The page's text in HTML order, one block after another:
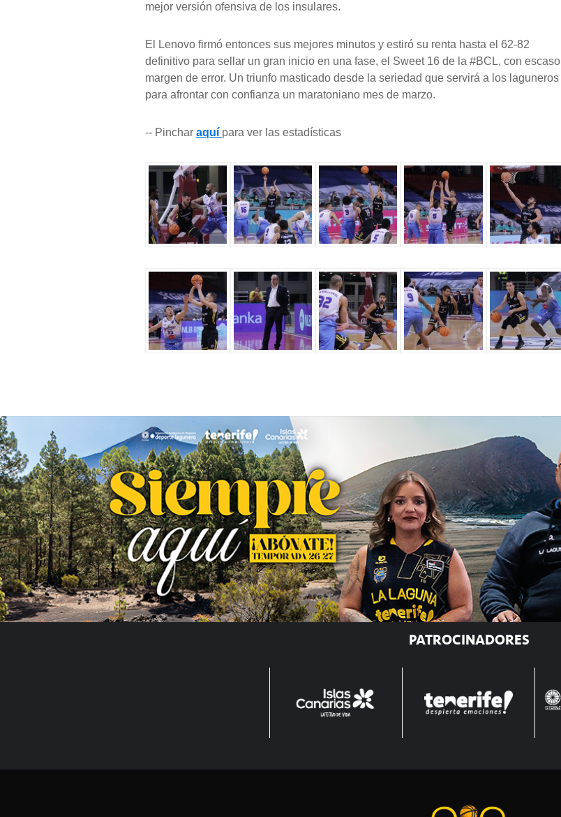
mejor versión ofensiva de los insulares.
El Lenovo firmó entonces sus mejores minutos y estiró su renta hasta el 62-82
definitivo para sellar un gran inicio en una fase, el Sweet 16 de la #BCL, con escaso
margen de error. Un triunfo masticado desde la seriedad que servirá a los laguneros
para afrontar con confianza un maratoniano mes de marzo.
-- Pinchar aquí para ver las estadísticas
PATROCINADORES